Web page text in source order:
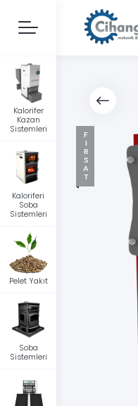
Kalorifer
Kazan
Sistemleri
Kaloriferi
Soba
Sistemleri
Pelet Yakıt
Soba
Sistemleri
FIRSAT